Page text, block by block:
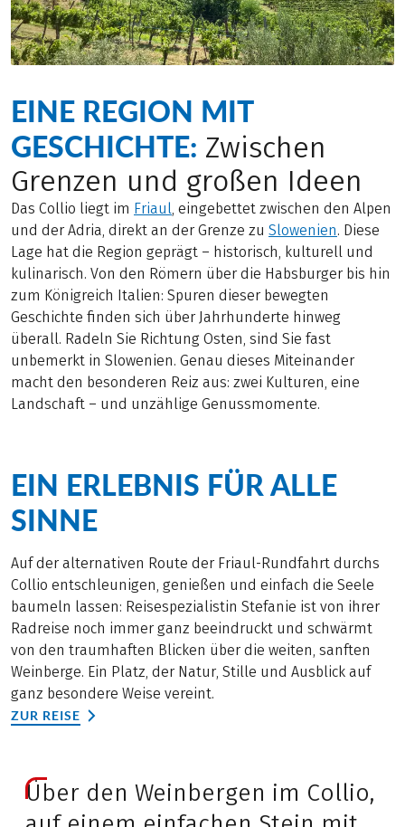
EINE REGION MIT
GESCHICHTE: Zwischen
Grenzen und großen Ideen
Das Collio liegt im Friaul, eingebettet zwischen den Alpen
und der Adria, direkt an der Grenze zu Slowenien. Diese
Lage hat die Region geprägt – historisch, kulturell und
kulinarisch. Von den Römern über die Habsburger bis hin
zum Königreich Italien: Spuren dieser bewegten
Geschichte finden sich über Jahrhunderte hinweg
überall. Radeln Sie Richtung Osten, sind Sie fast
unbemerkt in Slowenien. Genau dieses Miteinander
macht den besonderen Reiz aus: zwei Kulturen, eine
Landschaft – und unzählige Genussmomente.
EIN ERLEBNIS FÜR ALLE
SINNE
Auf der alternativen Route der Friaul-Rundfahrt durchs
Collio entschleunigen, genießen und einfach die Seele
baumeln lassen: Reisespezialistin Stefanie ist von ihrer
Radreise noch immer ganz beeindruckt und schwärmt
von den traumhaften Blicken über die weiten, sanften
Weinberge. Ein Platz, der Natur, Stille und Ausblick auf
ganz besondere Weise vereint.
ZUR REISE
Über den Weinbergen im Collio,